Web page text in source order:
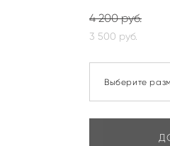
4 200 pуб.
3 500 pуб.
Выберите